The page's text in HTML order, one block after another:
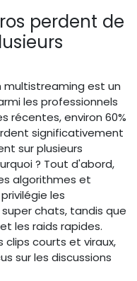
perdent de
est un
les professionnels
récentes, environ 60%
significativement
sur plusieurs
? Tout d'abord,
algorithmes et
les
chats, tandis que
les raids rapides.
clips courts et viraux,
sur les discussions